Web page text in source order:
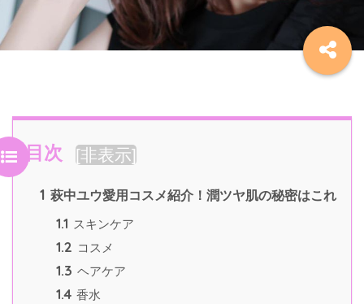
目次 [非表示]
1 萩中ユウ愛用コスメ紹介！潤ツヤ肌の秘密はこれ
1.1 スキンケア
1.2 コスメ
1.3 ヘアケア
1.4 香水